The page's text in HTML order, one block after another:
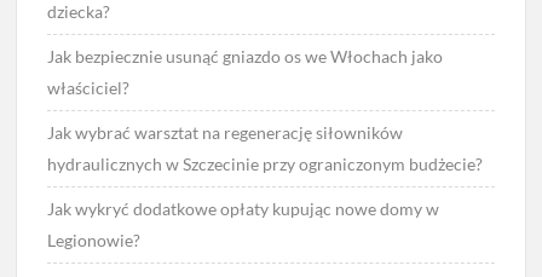
dziecka?
Jak bezpiecznie usunąć gniazdo os we Włochach jako
właściciel?
Jak wybrać warsztat na regenerację siłowników
hydraulicznych w Szczecinie przy ograniczonym budżecie?
Jak wykryć dodatkowe opłaty kupując nowe domy w
Legionowie?